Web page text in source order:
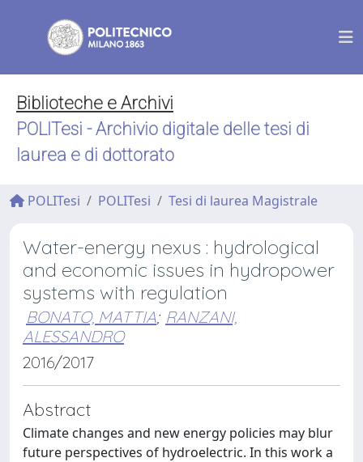
Biblioteche e Archivi
POLITesi - Archivio digitale delle tesi di
laurea e di dottorato
POLITesi POLITesi Tesi di laurea Magistrale
Water-energy nexus : hydrological
and economic issues in hydropower
systems with regulation
BONATO, MATTIA; RANZANI,
ALESSANDRO
2016/2017
Abstract
Climate changes and new energy policies may blur
future perspectives of hydroelectric. In this work a